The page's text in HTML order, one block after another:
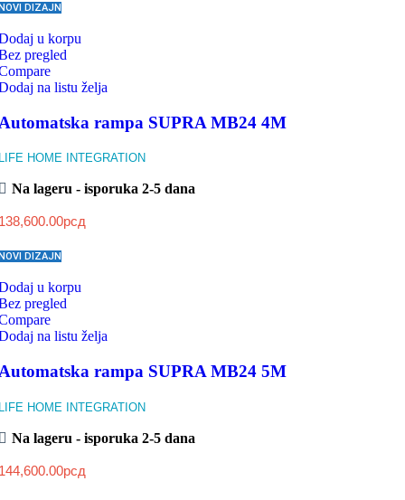
DIZAJN
u korpu
pregled
na listu želja
rampa SUPRA MB24 4M
HOME INTEGRATION
Na lageru - isporuka 2-5 dana
рсд
DIZAJN
u korpu
pregled
na listu želja
rampa SUPRA MB24 5M
HOME INTEGRATION
Na lageru - isporuka 2-5 dana
рсд